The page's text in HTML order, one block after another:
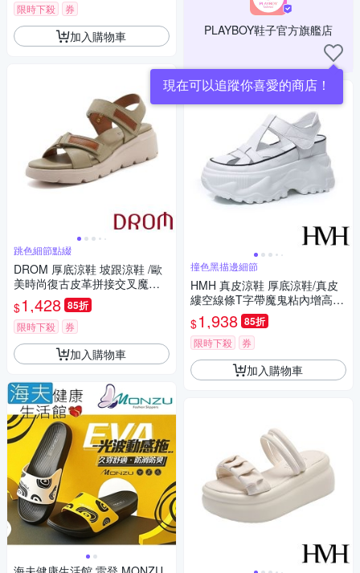
限時下殺 券
加入購物車
跳色細節點綴
DROM 厚底涼鞋 坡跟涼鞋 /歐
美時尚復古皮革拼接交叉魔鬼
粘厚底坡跟涼鞋 綠
$1,428 85折
限時下殺 券
加入購物車
PLAYBOY鞋子官方旗艦店
現在可以追蹤你喜愛的商店！
撞色黑描邊細節
HMH 真皮涼鞋 厚底涼鞋/真皮
縷空線條T字帶魔鬼粘內增高美
腿效果厚底涼鞋 白
$1,938 85折
限時下殺 券
加入購物車